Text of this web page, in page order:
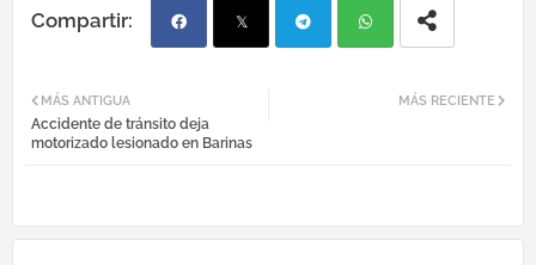
ebo
MÁS RECIENTE
MÁS ANTIGUA
Accidente de tránsito deja
motorizado lesionado en Barinas